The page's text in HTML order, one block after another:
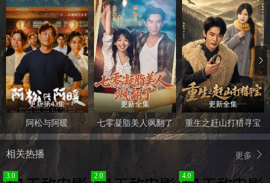
更新第43集
阿松与阿暖
更新全集
七零凝脂美人飒翻了
更新全集
重生之赶山打猎寻宝
更多
相关热播
3.0 2.0 4.0